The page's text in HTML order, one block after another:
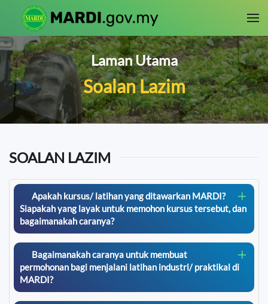
Skip to main content
Laman Utama
Soalan Lazim
SOALAN LAZIM
Apakah kursus/ latihan yang ditawarkan MARDI?
Siapakah yang layak untuk memohon kursus tersebut, dan
bagaimanakah caranya?
Bagaimanakah caranya untuk membuat
permohonan bagi menjalani latihan industri/ praktikal di
MARDI?